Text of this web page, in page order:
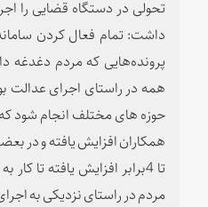
تحولی در دستگاه قضایی را
داشت: تمام فعال کردن
پرونده‌هایی که مردم دغدغه
همه در راستای اجرای عدالت
حوزه های مختلف انجام شود
همکاران افزایش یافته و در
تا 4برابر افزایش یافته تا
مردم در راستای نزدیکی به